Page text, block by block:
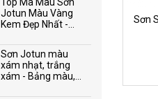
Sơn
Jotun Màu Vàng
Kem Đẹp Nhất -...
Sơn Jotun màu
xám nhạt, trắng
xám - Bảng màu,...